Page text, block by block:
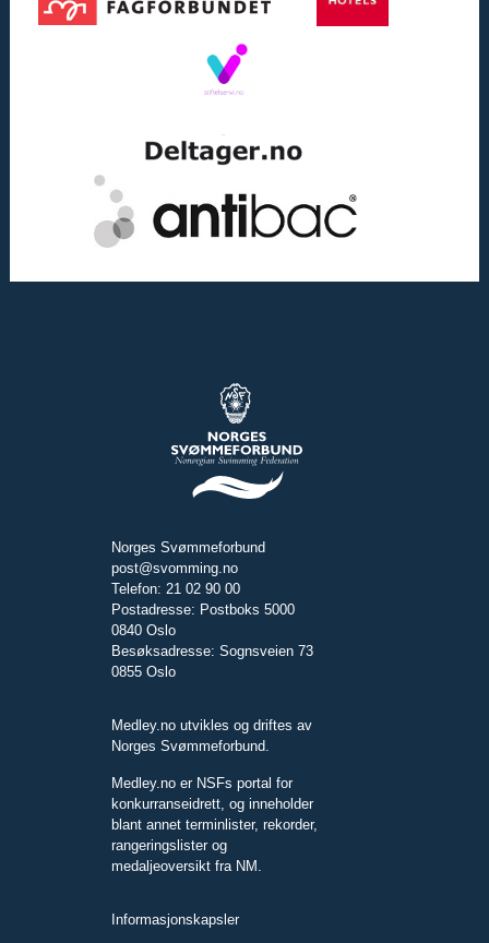
Norges Svømmeforbund
post@svomming.no
Telefon: 21 02 90 00
Postadresse: Postboks 5000
0840 Oslo
Besøksadresse: Sognsveien 73
0855 Oslo
Medley.no utvikles og driftes av
Norges Svømmeforbund.
Medley.no er NSFs portal for
konkurranseidrett, og inneholder
blant annet terminlister, rekorder,
rangeringslister og
medaljeoversikt fra NM.
Informasjonskapsler